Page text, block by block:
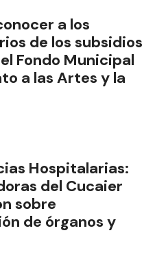
a los
de los subsidios
Fondo Municipal
a las Artes y la
Hospitalarias:
del Cucaier
sobre
de órganos y